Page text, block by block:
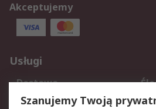
Akceptujemy
Usługi
Dostawa
Reklamacje i zwroty
Szanujemy Twoją